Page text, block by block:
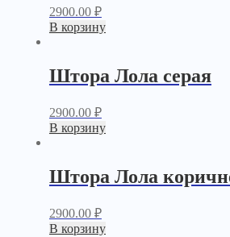
2900.00 ₽
В корзину
Штора Лола серая
2900.00 ₽
В корзину
Штора Лола
2900.00 ₽
В корзину